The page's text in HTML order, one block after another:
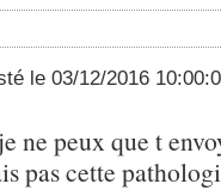
le 03/12/2016
ne peux que t
pas cette